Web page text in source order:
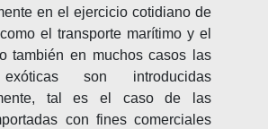
en el ejercicio cotidiano de
el transporte marítimo y el
también en muchos casos las
son introducidas
tal es el caso de las
con fines comerciales